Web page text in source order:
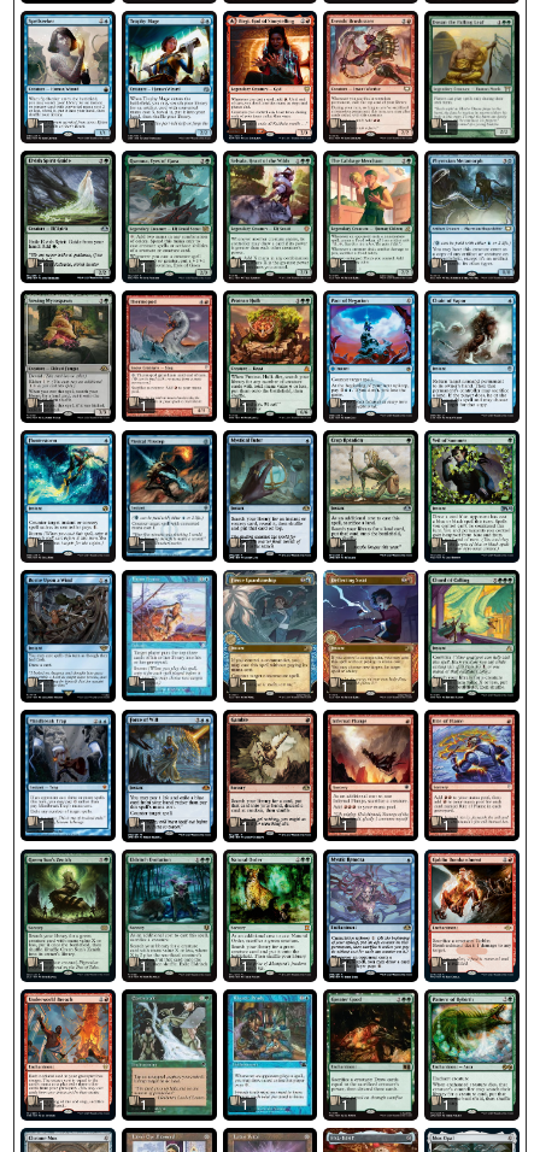
1 1 1 1 1
1 1 1 1 1
1 1 1 1 1
1 1 1 1 1
1 1 1 1 1
1 1 1 1 1
1 1 1 1 1
1 1 1 1 1